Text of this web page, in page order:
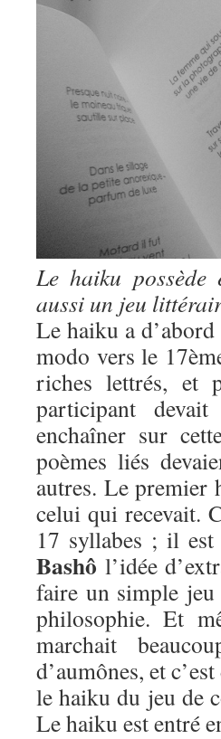
Le haiku possède
aussi un jeu
Le haiku a
modo vers le
riches lettrés, et
participant
enchaîner sur
poèmes liés
autres. Le premier
celui qui recevait.
17 syllabes ; il
Bashô l’idée
faire un simple
philosophie. Et
marchait
d’aumônes, et
le haiku du jeu de
Le haiku est entré